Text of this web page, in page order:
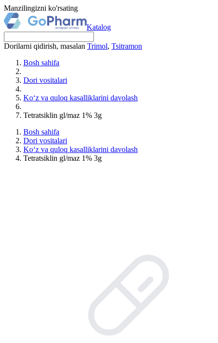
Manzilingizni ko'rsating
Katalog
Dorilarni qidirish, masalan Trimol, Tsitramon
Bosh sahifa
Dori vositalari
Ko‘z va quloq kasalliklarini davolash
Tetratsiklin gl/maz 1% 3g
Bosh sahifa
Dori vositalari
Ko‘z va quloq kasalliklarini davolash
Tetratsiklin gl/maz 1% 3g